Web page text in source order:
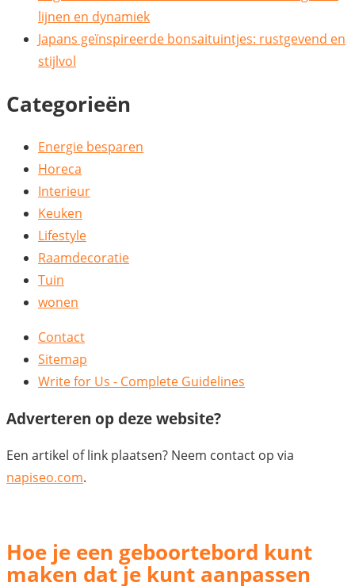
lijnen en dynamiek
Japans geïnspireerde bonsaituintjes: rustgevend en
stijlvol
Categorieën
Energie besparen
Horeca
Interieur
Keuken
Lifestyle
Raamdecoratie
Tuin
wonen
Contact
Sitemap
Write for Us - Complete Guidelines
Adverteren op deze website?
Een artikel of link plaatsen? Neem contact op via
napiseo.com.
Hoe je een geboortebord kunt
maken dat je kunt aanpassen